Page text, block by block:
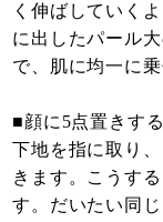
く伸ばしていく
に出したパール
で、肌に均一に
■顔に5点置きする
下地を指に取り
きます。こうす
す。だいたい同